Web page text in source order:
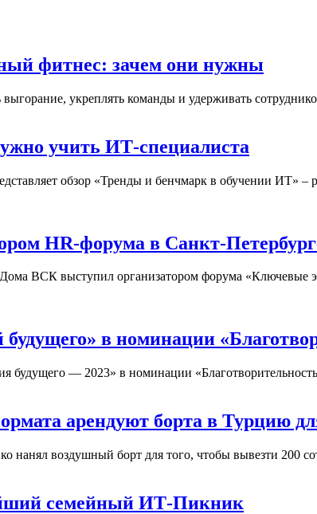
фитнес: зачем они нужны
укреплять команды и удерживать
учить ИТ-специалиста
обзор «Тренды и бенчмарк в обучении ИТ»
HR-форума в Санкт-
ВСК выступил организатором форума «Ключевые
в номинации
будущего — 2023» в номинации
арендуют борта в Турцию
нанял воздушный борт для того, чтобы вывезти 200
семейный ИТ-Пикник